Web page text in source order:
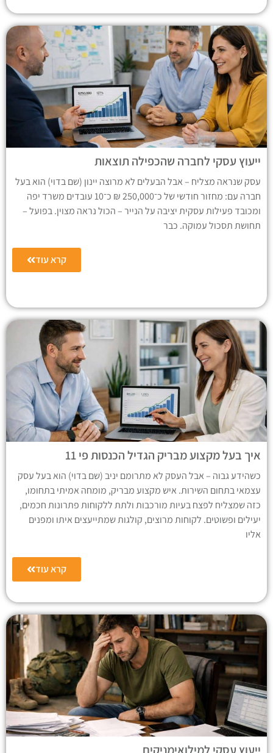
ייעוץ עסקי לחברה שהכפילה תוצאות
עסק שנראה מצליח – אבל הבעלים לא מרוצה יינון (שם בדוי) הוא בעל
חברה עם: מחזור חודשי של כ־250,000 ₪ כ־10 עובדים משרד יפה
ומכובד פעילות עסקית יציבה על הנייר – הכול נראה מצוין. בפועל –
תחושת תסכול עמוקה. כבר
קרא עוד
איך בעל מקצוע מבריק הגדיל הכנסות פי 11
כשהידע גבוה – אבל העסק לא מתרומם יניב (שם בדוי) הוא בעל עסק
עצמאי בתחום השירות. איש מקצוע מבריק, מומחה אמיתי בתחומו,
כזה שמצליח לפצח בעיות מורכבות ולתת ללקוחות פתרונות חכמים,
יעילים ופשוטים. לקוחות מרוצים, קולגות שמתייעצים איתו ומפנים
אליו
קרא עוד
ייעוץ עסקי למילואימניקים